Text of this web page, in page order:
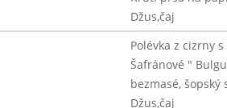
Džus,čaj
Polévka z cizrny
Šafránové "
bezmasé, šopský
Džus,čaj